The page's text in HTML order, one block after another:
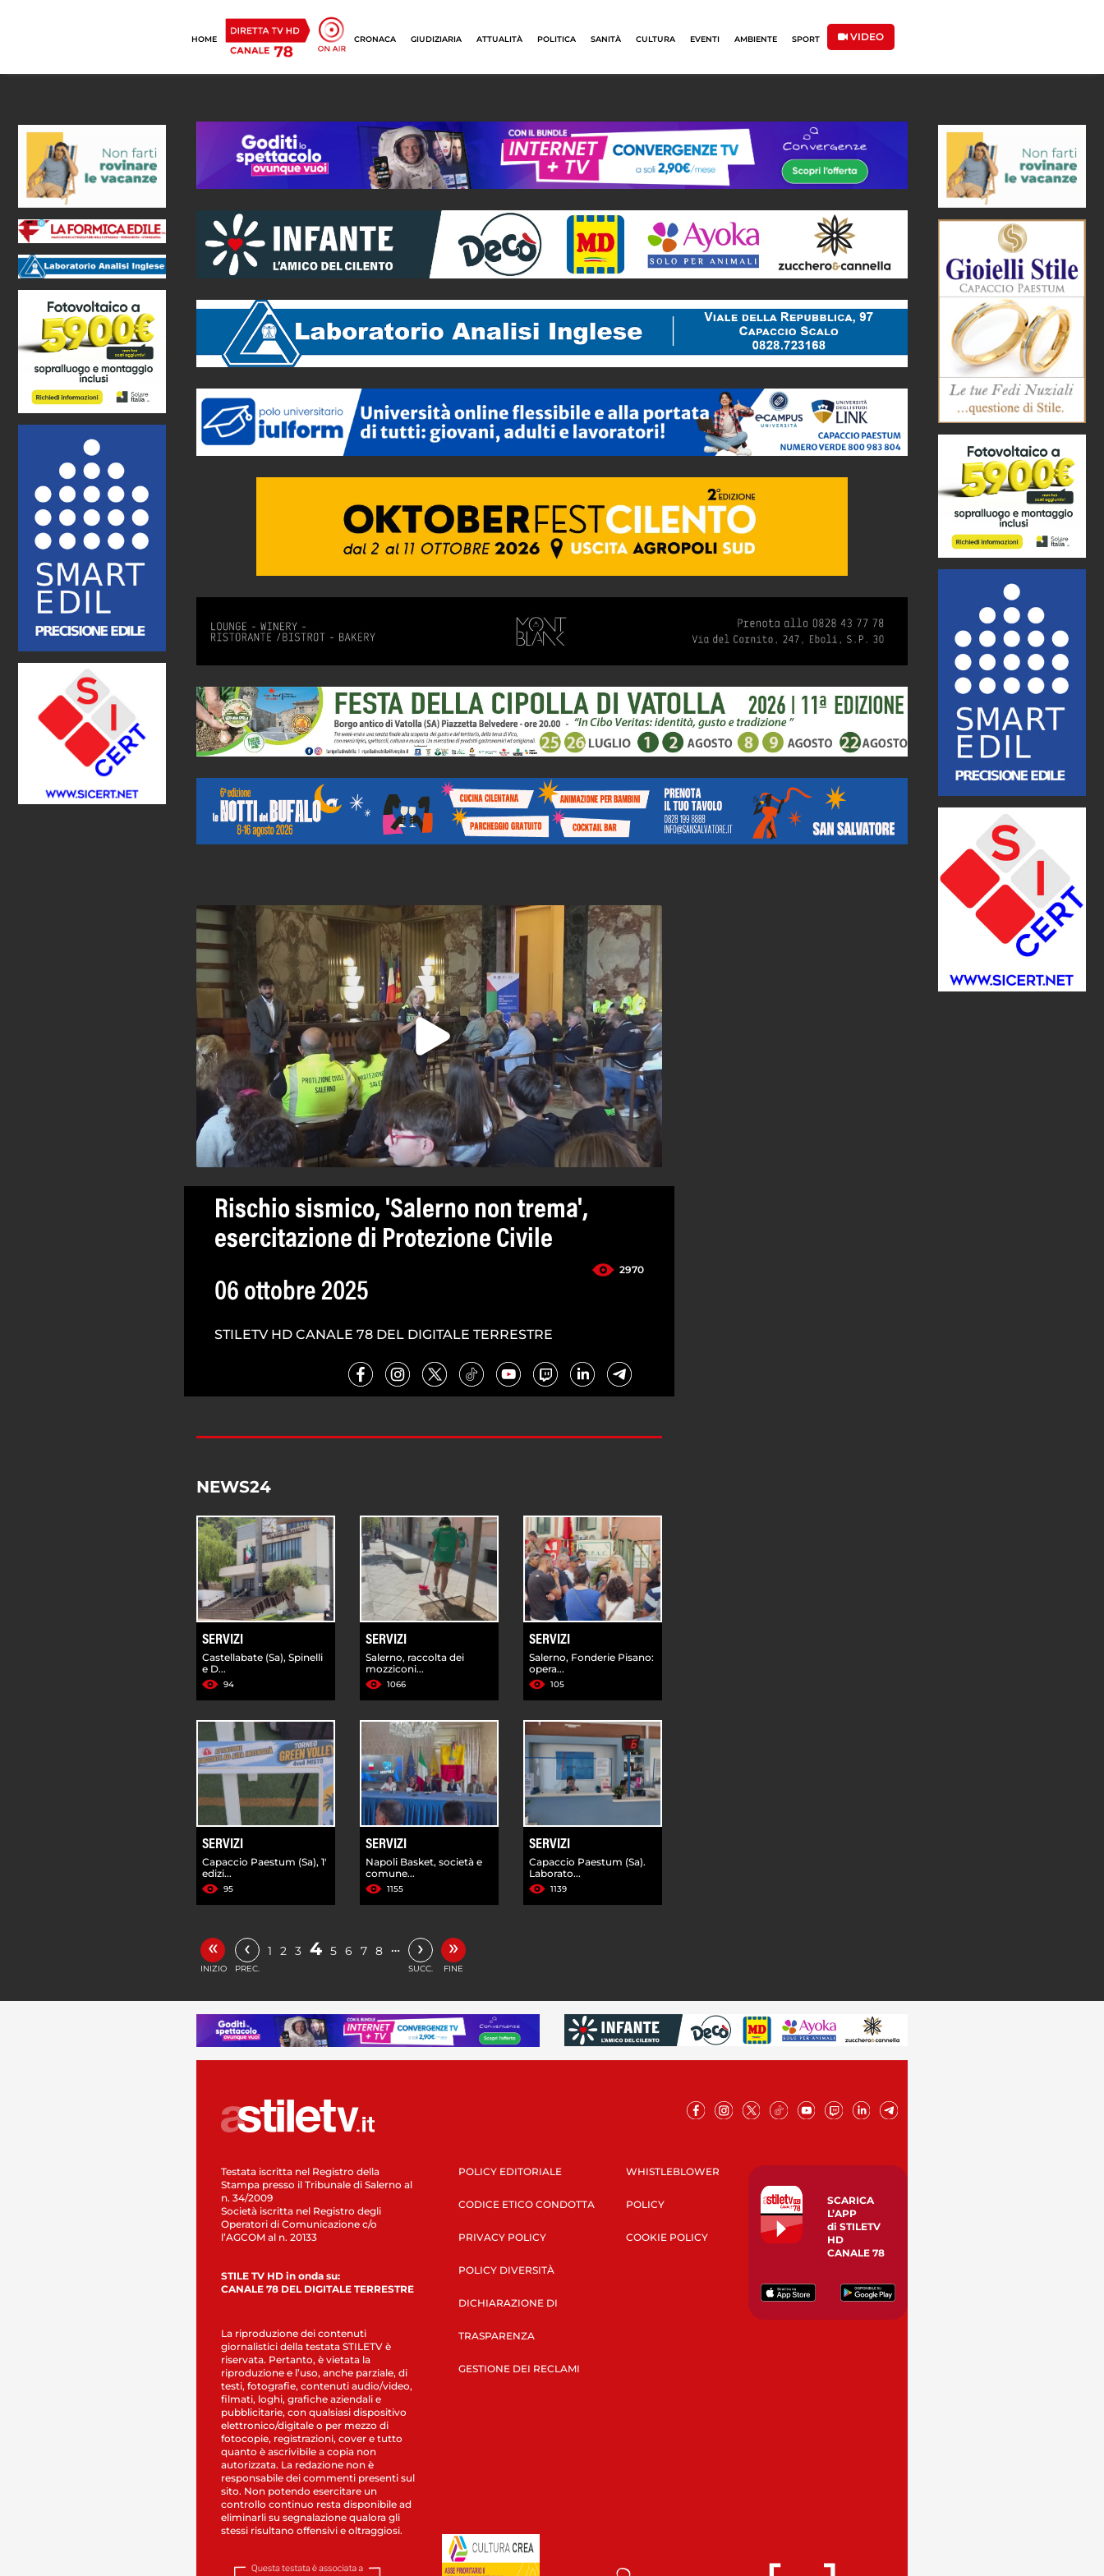
HOME CRONACA GIUDIZIARIA ATTUALITÀ POLITICA SANITÀ CULTURA EVENTI AMBIENTE SPORT VIDEO
Rischio sismico, 'Salerno non trema',
esercitazione di Protezione Civile
2970
06 ottobre 2025
STILETV HD CANALE 78 DEL DIGITALE TERRESTRE
NEWS24
SERVIZI
Castellabate (Sa), Spinelli
e D...
94
SERVIZI
Salerno, raccolta dei
mozziconi...
1066
SERVIZI
Salerno, Fonderie Pisano:
opera...
105
SERVIZI
Capaccio Paestum (Sa), 1'
edizi...
95
SERVIZI
Napoli Basket, società e
comune...
1155
SERVIZI
Capaccio Paestum (Sa).
Laborato...
1139
«
INIZIO
‹
PREC.
1 2 3 4 5 6 7 8 … ›
SUCC.
»
FINE
Testata iscritta nel Registro della
Stampa presso il Tribunale di Salerno al
n. 34/2009
Società iscritta nel Registro degli
Operatori di Comunicazione c/o
l’AGCOM al n. 20133
STILE TV HD in onda su:
CANALE 78 DEL DIGITALE TERRESTRE
La riproduzione dei contenuti
giornalistici della testata STILETV è
riservata. Pertanto, è vietata la
riproduzione e l’uso, anche parziale, di
testi, fotografie, contenuti audio/video,
filmati, loghi, grafiche aziendali e
pubblicitarie, con qualsiasi dispositivo
elettronico/digitale o per mezzo di
fotocopie, registrazioni, cover e tutto
quanto è ascrivibile a copia non
autorizzata. La redazione non è
responsabile dei commenti presenti sul
sito. Non potendo esercitare un
controllo continuo resta disponibile ad
eliminarli su segnalazione qualora gli
stessi risultano offensivi e oltraggiosi.
POLICY EDITORIALE
CODICE ETICO CONDOTTA
PRIVACY POLICY
POLICY DIVERSITÀ
DICHIARAZIONE DI
TRASPARENZA
GESTIONE DEI RECLAMI
WHISTLEBLOWER
POLICY
COOKIE POLICY
SCARICA
L’APP
di STILETV
HD
CANALE 78